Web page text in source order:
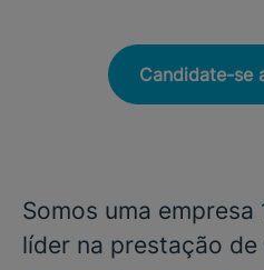
Candidate-se
Somos uma
líder na prestação